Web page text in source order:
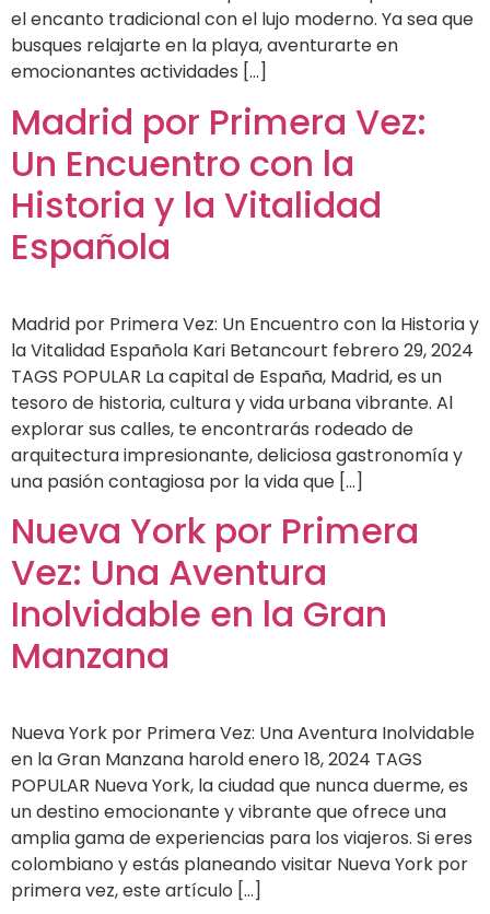
el encanto tradicional con el lujo moderno. Ya sea que
busques relajarte en la playa, aventurarte en
emocionantes actividades […]
Madrid por Primera Vez:
Un Encuentro con la
Historia y la Vitalidad
Española
Madrid por Primera Vez: Un Encuentro con la Historia y
la Vitalidad Española Kari Betancourt febrero 29, 2024
TAGS POPULAR La capital de España, Madrid, es un
tesoro de historia, cultura y vida urbana vibrante. Al
explorar sus calles, te encontrarás rodeado de
arquitectura impresionante, deliciosa gastronomía y
una pasión contagiosa por la vida que […]
Nueva York por Primera
Vez: Una Aventura
Inolvidable en la Gran
Manzana
Nueva York por Primera Vez: Una Aventura Inolvidable
en la Gran Manzana harold enero 18, 2024 TAGS
POPULAR Nueva York, la ciudad que nunca duerme, es
un destino emocionante y vibrante que ofrece una
amplia gama de experiencias para los viajeros. Si eres
colombiano y estás planeando visitar Nueva York por
primera vez, este artículo […]